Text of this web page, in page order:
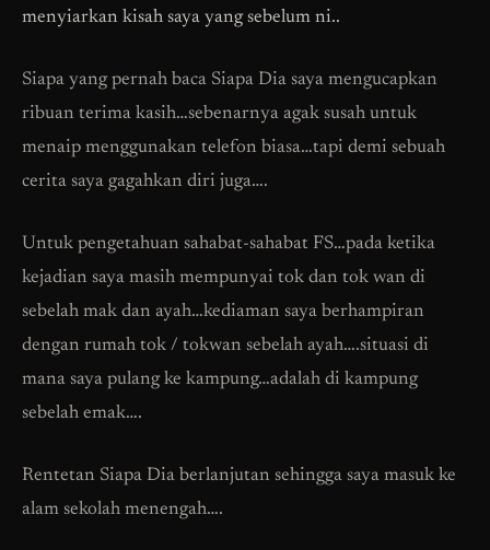
menyiarkan kisah saya yang sebelum ni..
Siapa yang pernah baca Siapa Dia saya mengucapkan
ribuan terima kasih…sebenarnya agak susah untuk
menaip menggunakan telefon biasa…tapi demi sebuah
cerita saya gagahkan diri juga….
Untuk pengetahuan sahabat-sahabat FS…pada ketika
kejadian saya masih mempunyai tok dan tok wan di
sebelah mak dan ayah…kediaman saya berhampiran
dengan rumah tok / tokwan sebelah ayah….situasi di
mana saya pulang ke kampung…adalah di kampung
sebelah emak….
Rentetan Siapa Dia berlanjutan sehingga saya masuk ke
alam sekolah menengah….